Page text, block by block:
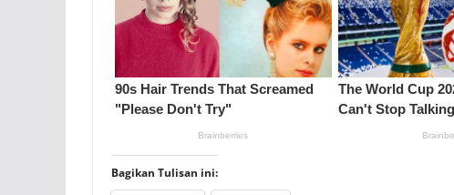
Bagikan Tulisan ini: